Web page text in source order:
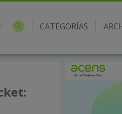
CATEGORÍAS